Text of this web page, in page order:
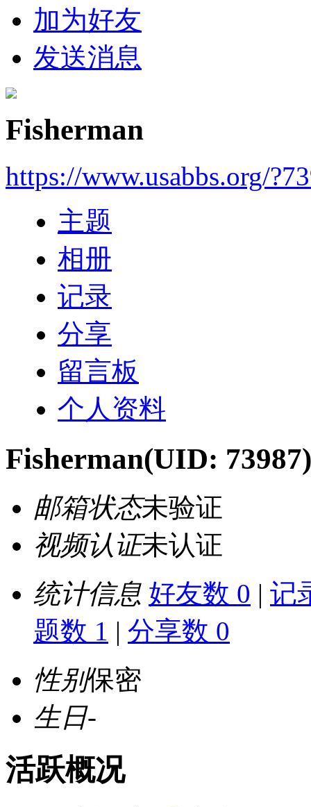
加为好友
发送消息
Fisherman
https://www.usabbs.org/
主题
相册
记录
分享
留言板
个人资料
Fisherman(UID: 73987)
邮箱状态未验证
视频认证未认证
统计信息 好友数 0 | 记
题数 1 | 分享数 0
性别保密
生日-
活跃概况